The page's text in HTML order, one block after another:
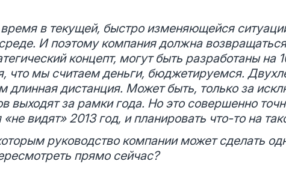
в текущей, быстро изменяющейся
И поэтому компания должна
концепт, могут быть разработаны
что мы считаем деньги, бюджетируемся.
длинная дистанция. Может быть, только за
выходят за рамки года. Но это совершенно
видят» 2013 год, и планировать что-то на
руководство компании может сделать
прямо сейчас?